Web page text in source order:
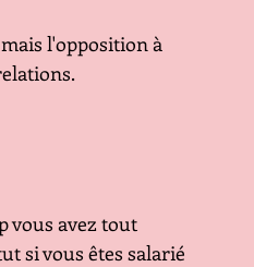
l'opposition à
vous avez tout
si vous êtes salarié